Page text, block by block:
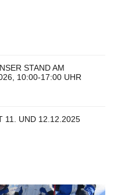
STAND AM
10:00-17:00 UHR
11. UND 12.12.2025